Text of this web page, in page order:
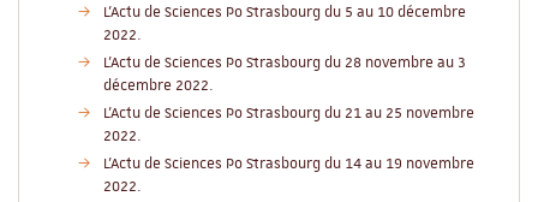
L'Actu de Sciences Po Strasbourg du 5 au 10 décembre
2022.
L'Actu de Sciences Po Strasbourg du 28 novembre au 3
décembre 2022.
L'Actu de Sciences Po Strasbourg du 21 au 25 novembre
2022.
L'Actu de Sciences Po Strasbourg du 14 au 19 novembre
2022.